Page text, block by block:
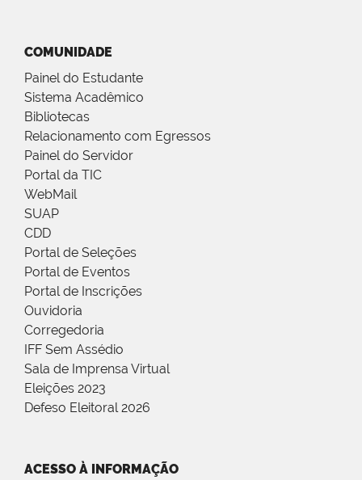
COMUNIDADE
Painel do Estudante
Sistema Acadêmico
Bibliotecas
Relacionamento com Egressos
Painel do Servidor
Portal da TIC
WebMail
SUAP
CDD
Portal de Seleções
Portal de Eventos
Portal de Inscrições
Ouvidoria
Corregedoria
IFF Sem Assédio
Sala de Imprensa Virtual
Eleições 2023
Defeso Eleitoral 2026
ACESSO À INFORMAÇÃO